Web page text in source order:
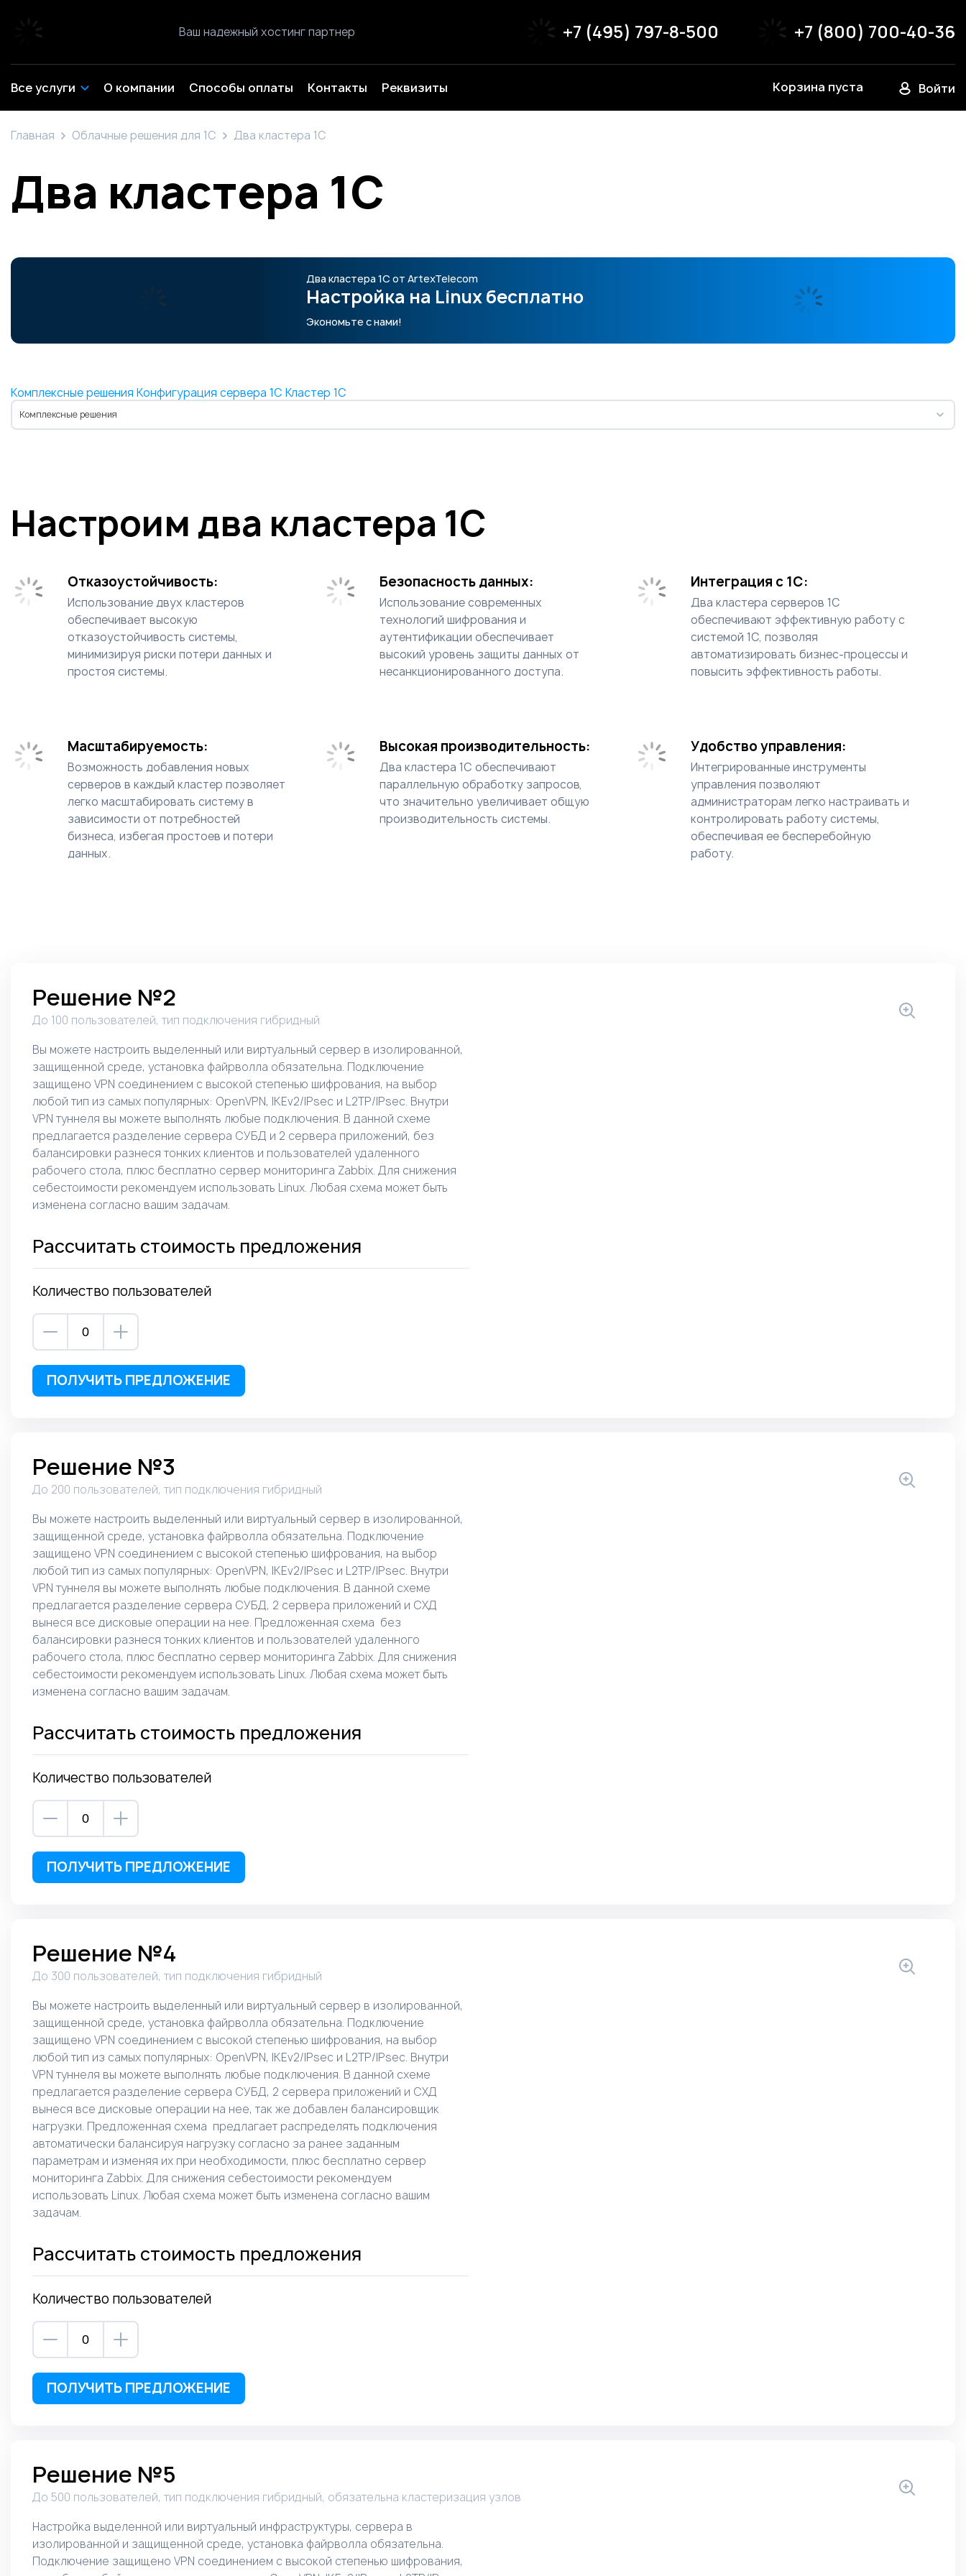
Ваш надежный хостинг партнер +7 (495) 797-8-500 +7 (800) 700-40-36
Все услуги О компании Способы оплаты Контакты Реквизиты Корзина пуста Войти
Главная Облачные решения для 1С Два кластера 1С
Два кластера 1С
Два кластера 1С от ArtexTelecom
Настройка на Linux бесплатно
Экономьте с нами!
Комплексные решения Конфигурация сервера 1С Кластер 1С
Комплексные решения
Настроим два кластера 1С
Отказоустойчивость:
Использование двух кластеров
обеспечивает высокую
отказоустойчивость системы,
минимизируя риски потери данных и
простоя системы.
Безопасность данных:
Использование современных
технологий шифрования и
аутентификации обеспечивает
высокий уровень защиты данных от
несанкционированного доступа.
Интеграция с 1С:
Два кластера серверов 1С
обеспечивают эффективную работу с
системой 1С, позволяя
автоматизировать бизнес-процессы и
повысить эффективность работы.
Масштабируемость:
Возможность добавления новых
серверов в каждый кластер позволяет
легко масштабировать систему в
зависимости от потребностей
бизнеса, избегая простоев и потери
данных.
Высокая производительность:
Два кластера 1С обеспечивают
параллельную обработку запросов,
что значительно увеличивает общую
производительность системы.
Удобство управления:
Интегрированные инструменты
управления позволяют
администраторам легко настраивать и
контролировать работу системы,
обеспечивая ее бесперебойную
работу.
Решение №2
До 100 пользователей, тип подключения гибридный
Вы можете настроить выделенный или виртуальный сервер в изолированной,
защищенной среде, установка файрволла обязательна. Подключение
защищено VPN соединением с высокой степенью шифрования, на выбор
любой тип из самых популярных: OpenVPN, IKEv2/IPsec и L2TP/IPsec. Внутри
VPN туннеля вы можете выполнять любые подключения. В данной схеме
предлагается разделение сервера СУБД и 2 сервера приложений, без
балансировки разнеся тонких клиентов и пользователей удаленного
рабочего стола, плюс бесплатно сервер мониторинга Zabbix. Для снижения
себестоимости рекомендуем использовать Linux. Любая схема может быть
изменена согласно вашим задачам.
Рассчитать стоимость предложения
Количество пользователей
ПОЛУЧИТЬ ПРЕДЛОЖЕНИЕ
Решение №3
До 200 пользователей, тип подключения гибридный
Вы можете настроить выделенный или виртуальный сервер в изолированной,
защищенной среде, установка файрволла обязательна. Подключение
защищено VPN соединением с высокой степенью шифрования, на выбор
любой тип из самых популярных: OpenVPN, IKEv2/IPsec и L2TP/IPsec. Внутри
VPN туннеля вы можете выполнять любые подключения. В данной схеме
предлагается разделение сервера СУБД, 2 сервера приложений и СХД
вынеся все дисковые операции на нее. Предложенная схема без
балансировки разнеся тонких клиентов и пользователей удаленного
рабочего стола, плюс бесплатно сервер мониторинга Zabbix. Для снижения
себестоимости рекомендуем использовать Linux. Любая схема может быть
изменена согласно вашим задачам.
Рассчитать стоимость предложения
Количество пользователей
ПОЛУЧИТЬ ПРЕДЛОЖЕНИЕ
Решение №4
До 300 пользователей, тип подключения гибридный
Вы можете настроить выделенный или виртуальный сервер в изолированной,
защищенной среде, установка файрволла обязательна. Подключение
защищено VPN соединением с высокой степенью шифрования, на выбор
любой тип из самых популярных: OpenVPN, IKEv2/IPsec и L2TP/IPsec. Внутри
VPN туннеля вы можете выполнять любые подключения. В данной схеме
предлагается разделение сервера СУБД, 2 сервера приложений и СХД
вынеся все дисковые операции на нее, так же добавлен балансировщик
нагрузки. Предложенная схема предлагает распределять подключения
автоматически балансируя нагрузку согласно за ранее заданным
параметрам и изменяя их при необходимости, плюс бесплатно сервер
мониторинга Zabbix. Для снижения себестоимости рекомендуем
использовать Linux. Любая схема может быть изменена согласно вашим
задачам.
Рассчитать стоимость предложения
Количество пользователей
ПОЛУЧИТЬ ПРЕДЛОЖЕНИЕ
Решение №5
До 500 пользователей, тип подключения гибридный, обязательна кластеризация узлов
Настройка выделенной или виртуальный инфраструктуры, сервера в
изолированной и защищенной среде, установка файрволла обязательна.
Подключение защищено VPN соединением с высокой степенью шифрования,